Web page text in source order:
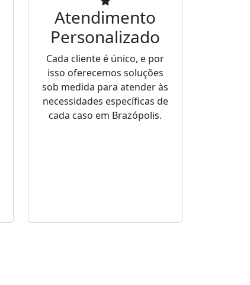
Atendimento
Personalizado
Cada cliente é único, e por
isso oferecemos soluções
sob medida para atender às
necessidades específicas de
cada caso em Brazópolis.